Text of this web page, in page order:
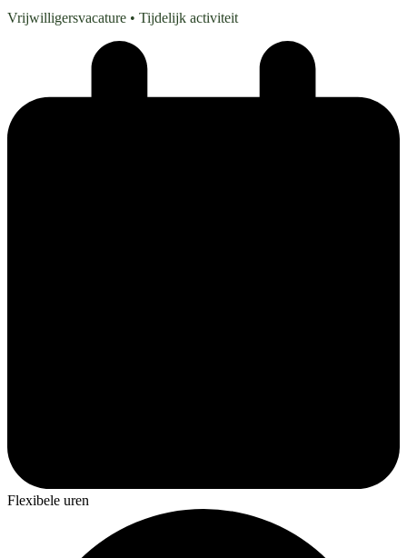
Vrijwilligersvacature • Tijdelijk activiteit
Flexibele uren